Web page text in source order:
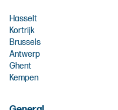
Hasselt
Kortrijk
Brussels
Antwerp
Ghent
Kempen